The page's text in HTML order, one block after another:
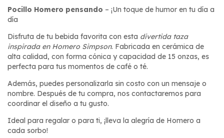
Pocillo Homero pensando – ¡Un toque de humor en tu día a
día
Disfruta de tu bebida favorita con esta divertida taza
inspirada en Homero Simpson. Fabricada en cerámica de
alta calidad, con forma cónica y capacidad de 15 onzas, es
perfecta para tus momentos de café o té.
Además, puedes personalizarla sin costo con un mensaje o
nombre. Después de tu compra, nos contactaremos para
coordinar el diseño a tu gusto.
Ideal para regalar o para ti, ¡lleva la alegría de Homero a
cada sorbo!